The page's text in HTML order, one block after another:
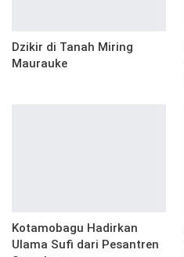
Dzikir di Tanah Miring
Maurauke
Kotamobagu Hadirkan
Ulama Sufi dari Pesantren